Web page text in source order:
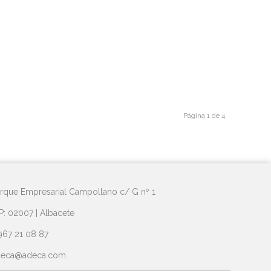
Página 1 de 4
Empresarial Campollano c/ G nº 1
02007 | Albacete
21 08 87